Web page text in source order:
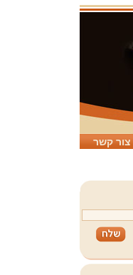
צור קשר